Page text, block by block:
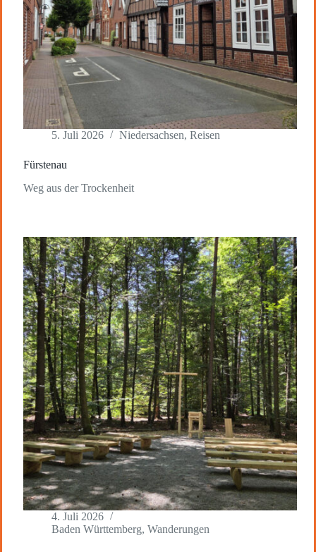
5. Juli 2026 Niedersachsen, Reisen
Fürstenau
Weg aus der Trockenheit
4. Juli 2026
Baden Württemberg, Wanderungen